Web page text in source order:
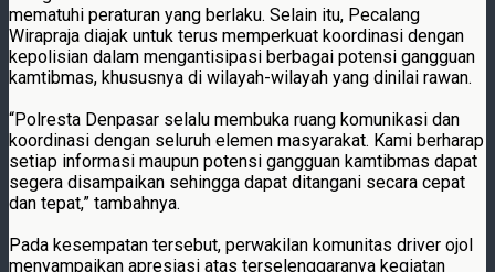
mematuhi peraturan yang berlaku. Selain itu, Pecalang
Wirapraja diajak untuk terus memperkuat koordinasi dengan
kepolisian dalam mengantisipasi berbagai potensi gangguan
kamtibmas, khususnya di wilayah-wilayah yang dinilai rawan.
“Polresta Denpasar selalu membuka ruang komunikasi dan
koordinasi dengan seluruh elemen masyarakat. Kami berharap
setiap informasi maupun potensi gangguan kamtibmas dapat
segera disampaikan sehingga dapat ditangani secara cepat
dan tepat,” tambahnya.
Pada kesempatan tersebut, perwakilan komunitas driver ojol
menyampaikan apresiasi atas terselenggaranya kegiatan